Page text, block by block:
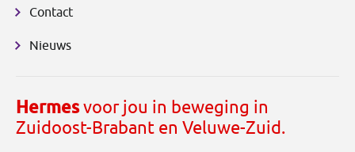
Contact
Nieuws
Hermesvoor jou in beweging in
Zuidoost-Brabant en Veluwe-Zuid.